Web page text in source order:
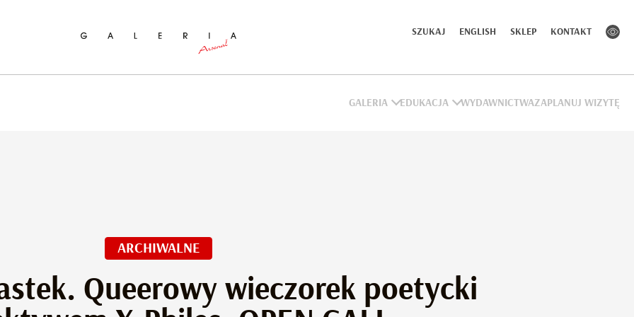
SZUKAJ ENGLISH SKLEP KONTAKT
GALERIA EDUKACJA WYDAWNICTWAZAPLANUJ WIZYTĘ
ARCHIWALNE
Queerowy wieczorek poetycki